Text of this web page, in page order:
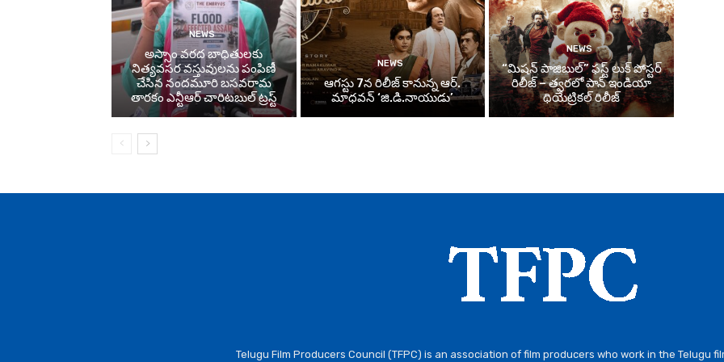
NEWS
అస్సాం వరద బాధితులకు
నిత్యవసర వస్తువులను పంపిణీ
చేసిన నందమూరి బసవరామ
తారకం ఎన్టీఆర్ చారిటబుల్ ట్రస్ట్
NEWS
ఆగస్టు 7న రిలీజ్ కానున్న ఆర్‌.
మాధవన్‌ ‘జి.డి.నాయుడు’
NEWS
“మిషన్ పాజిబుల్” ఫస్ట్ లుక్ పోస్టర్
రిలీజ్ – త్వరలో పాన్ ఇండియా
థియేట్రికల్ రిలీజ్
Telugu Film Producers Council (TFPC) is an association of film producers who work in the Telugu